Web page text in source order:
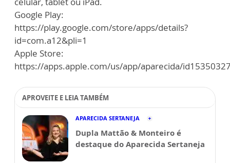
Google Play:
https://play.google.com/store/apps/details?
id=com.a12&pli=1
Apple Store:
https://apps.apple.com/us/app/aparecida/
APROVEITE E LEIA TAMBÉM
APARECIDA SERTANEJA
Dupla Mattão & Monteiro é
destaque do Aparecida Sertaneja